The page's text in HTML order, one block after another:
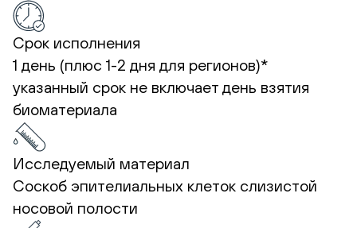
Срок исполнения
1 день (плюс 1-2 дня для регионов)*
указанный срок не включает день взятия
биоматериала
Исследуемый материал
Соскоб эпителиальных клеток слизистой
носовой полости